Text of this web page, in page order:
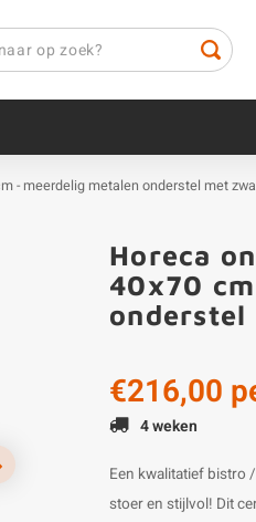
- meerdelig metalen onderstel met
Horeca
40x70
onderstel
€216,00
4 weken
Een kwalitatief bistro
stoer en stijlvol! Dit